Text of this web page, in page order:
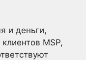
и деньги,
MSP,